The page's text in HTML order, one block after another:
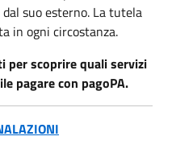
suo esterno. La tutela
in ogni circostanza.
per scoprire quali servizi
pagare con pagoPA.